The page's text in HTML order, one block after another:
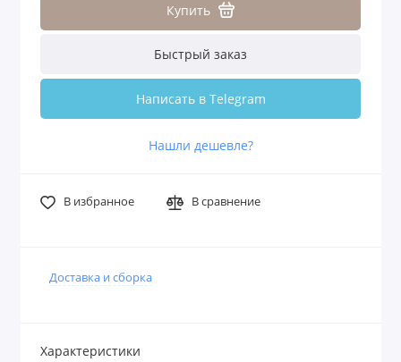
Купить
Быстрый заказ
Написать в Telegram
Нашли дешевле?
В избранное В сравнение
Доставка и сборка
Характеристики